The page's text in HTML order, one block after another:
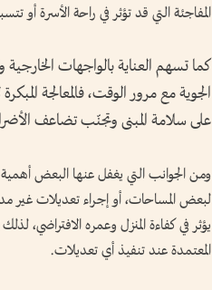
المفاجئة التي قد تؤثر في راحة الأسرة أو
كما تسهم العناية بالواجهات الخارجية
الجوية مع مرور الوقت، فالمعالجة
على سلامة المبنى وتجنّب تضاعف
ومن الجوانب التي يغفل عنها البعض
لبعض المساحات، أو إجراء تعديلات غير
يؤثر في كفاءة المنزل وعمره الافتراضي،
المعتمدة عند تنفيذ أي تعديلات.